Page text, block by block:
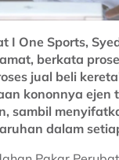
I One Sports,
berkata
jual beli
kononnya ejen
sambil
dalam